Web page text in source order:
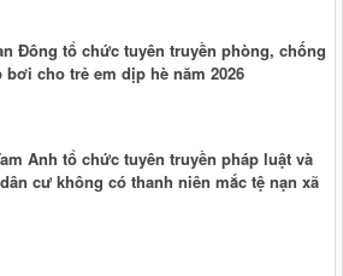
Đông tổ chức tuyên truyền phòng, chống
cho trẻ em dịp hè năm 2026
Anh tổ chức tuyên truyền pháp luật và
cư không có thanh niên mắc tệ nạn xã